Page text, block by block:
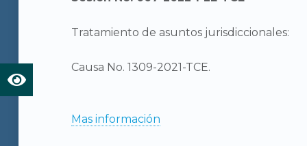
Tratamiento de asuntos jurisdiccionales:
Causa No. 1309-2021-TCE.
Mas información